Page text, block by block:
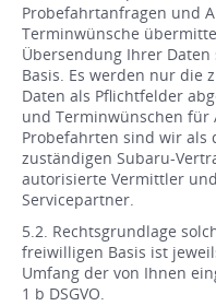
Probefahrtanfragen und
Terminwünsche
Übersendung Ihrer
Basis. Es werden nur die
Daten als Pflichtfelder
und Terminwünschen für
Probefahrten sind wir als
zuständigen Subaru-
autorisierte Vermittler
Servicepartner.
5.2. Rechtsgrundlage
freiwilligen Basis ist
Umfang der von Ihnen
1 b DSGVO.